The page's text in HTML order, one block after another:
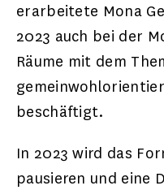
erarbeitete Mona
2023 auch bei der
Räume mit dem
beschäftigt.
In 2023 wird das
pausieren und eine